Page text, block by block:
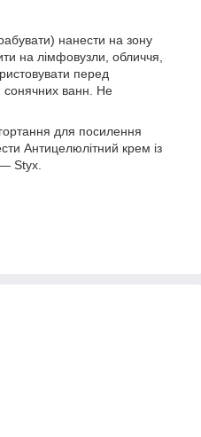
нанести на зону
на лімфовузли, обличчя,
перед
сонячних ванн. Не
для посилення
Антицелюлітний крем із
Styx.